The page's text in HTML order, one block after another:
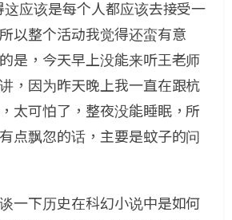
这应该是每个人都应该去接受一
以整个活动我觉得还蛮有意
是，今天早上没能来听王老师
，因为昨天晚上我一直在跟杭
太可怕了，整夜没能睡眠，所
点飘忽的话，主要是蚊子的问
一下历史在科幻小说中是如何